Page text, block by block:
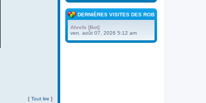
[ Tout lire ]
DERNIÈRES VISITES DES ROBOTS
Ahrefs [Bot]
ven. août 07, 2026 5:12 am